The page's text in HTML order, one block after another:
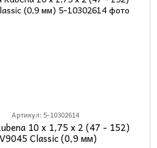
Артикул: 5-10302614
10 x 1,75 x 2 (47 - 152)
Classic (0,9 мм)